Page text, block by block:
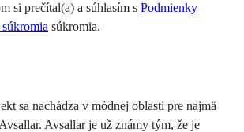
si prečítal(a) a súhlasím s Podmienky
súkromia.
sa nachádza v módnej oblasti pre najmä
Avsallar je už známy tým, že je